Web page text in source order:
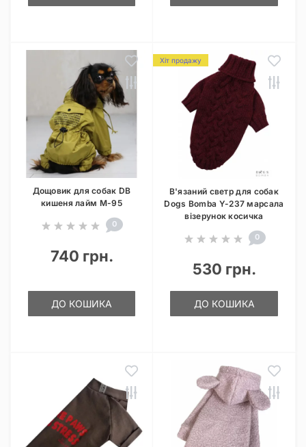
Дощовик для собак DB
кишеня лайм M-95
0
740 грн.
ДО КОШИКА
Хіт продажу
В'язаний светр для собак
Dogs Bomba Y-237 марсала
візерунок косичка
0
530 грн.
ДО КОШИКА